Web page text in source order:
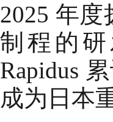
2025 年
制程的
Rapidus
成为日本